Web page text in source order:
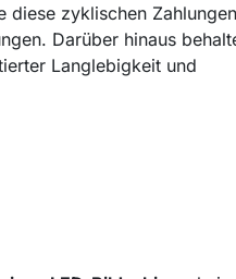
diese zyklischen
Darüber hinaus
Langlebigkeit und